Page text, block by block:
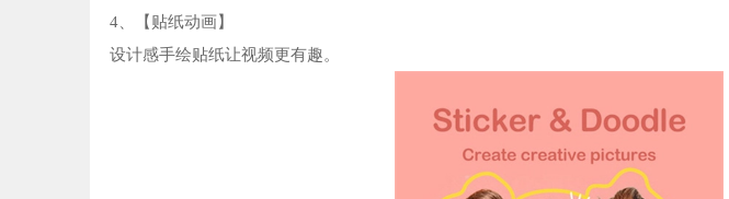
4、【贴纸动画】
设计感手绘贴纸让视频更有趣。